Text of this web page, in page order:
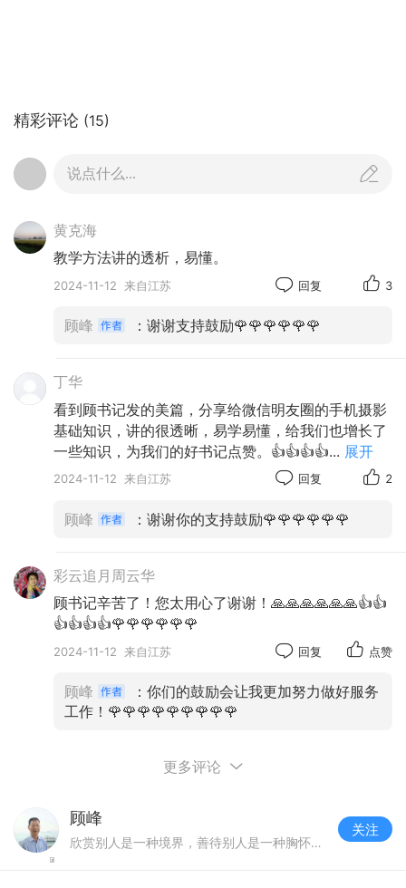
三、拼图
去，有时又受篇幅限制，怎么办，用拼图。拼图方
法：
1、打开相册，按住要拼图的相片，相片右下角
2、点相片右下角方框，想拼几张，就点几张。
4、点拼图，点模板，可调整相片顺序。
精彩评论 (15)
说点什么...
黄克海
教学方法讲的透析，易懂。
2024-11-12 来自江苏 回复 3
顾峰 ：谢谢支持鼓励🌹🌹🌹🌹🌹🌹
丁华
看到顾书记发的美篇，分享给微信明友圈的手机摄影
基础知识，讲的很透晰，易学易懂，给我们也增长了
一些知识，为我们的好书记点赞。👍👍👍👍... 展开
2024-11-12 来自江苏 回复 2
顾峰 ：谢谢你的支持鼓励🌹🌹🌹🌹🌹🌹
彩云追月周云华
顾书记辛苦了！您太用心了谢谢！🙏🙏🙏🙏🙏🙏👍👍
👍👍👍👍🌹🌹🌹🌹🌹🌹
2024-11-12 来自江苏 回复 点赞
顾峰
：你们的鼓励会让我更加努力做好服务
工作！🌹🌹🌹🌹🌹🌹🌹🌹🌹
更多评论
顾峰
欣赏别人是一种境界，善待别人是一种胸怀，理解别人是一种涵养。
关注